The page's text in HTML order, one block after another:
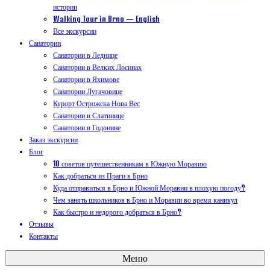
истории
Walking Tour in Brno — English
Все экскурсии
Санатории
Санатории в Леднице
Санатории в Велких Лосинах
Санатории в Яхимове
Санатории Лугачовице
Курорт Острожска Нова Вес
Санатории в Слатинице
Санатории в Годонине
Заказ экскурсии
Блог
10 советов путешественникам в Южную Моравию
Как добраться из Праги в Брно
Куда отправиться в Брно и Южной Моравии в плохую погоду?
Чем занять школьников в Брно и Моравии во время каникул
Как быстро и недорого добраться в Брно?
Отзывы
Контакты
Меню